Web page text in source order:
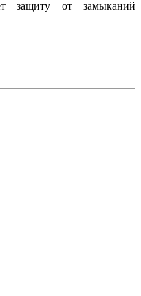
защиту от замыканий